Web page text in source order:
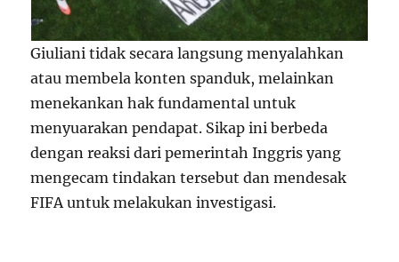
Giuliani tidak secara langsung menyalahkan
atau membela konten spanduk, melainkan
menekankan hak fundamental untuk
menyuarakan pendapat. Sikap ini berbeda
dengan reaksi dari pemerintah Inggris yang
mengecam tindakan tersebut dan mendesak
FIFA untuk melakukan investigasi.